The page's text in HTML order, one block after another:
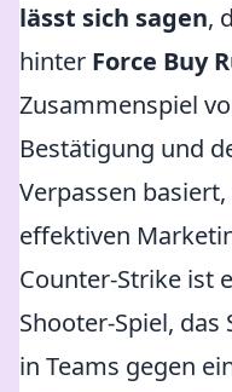
lässt sich sagen,
hinter Force Buy
Zusammenspiel
Bestätigung und
Verpassen
effektiven
Counter-Strike ist
Shooter-Spiel, das
in Teams gegen